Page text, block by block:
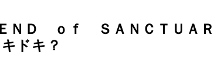
ＮＤ ｏｆ ＳＡＮＣＴＵＡ
ドキ？